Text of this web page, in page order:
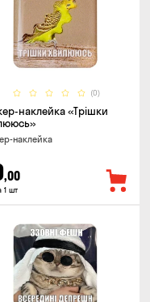
(0)
наклейка «Трішки
наклейка
,00
1 шт